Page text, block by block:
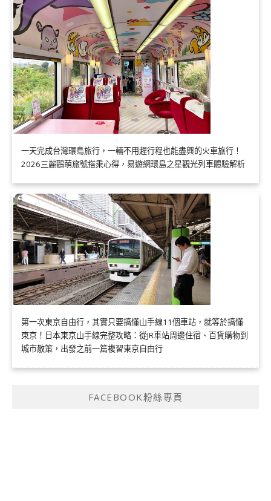
一天完成台灣環島旅行，一輛不用趕行程也能盡興的火車旅行！
2026三麗鷗萌旅號搭乘心得，易遊網環島之星觀光列車體驗解析
第一次東京自由行，其實只要搞懂山手線11個車站，就等於搞懂
東京！日本東京山手線完整攻略：從JR車站周邊住宿、百貨購物到
城市散策，出發之前一篇複習東京自由行
FACEBOOK粉絲專頁